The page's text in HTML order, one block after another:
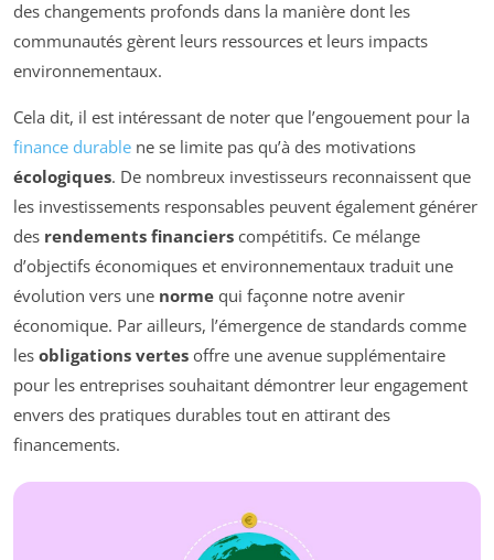
des changements profonds dans la manière dont les
communautés gèrent leurs ressources et leurs impacts
environnementaux.
Cela dit, il est intéressant de noter que l’engouement pour la
finance durable ne se limite pas qu’à des motivations
écologiques. De nombreux investisseurs reconnaissent que
les investissements responsables peuvent également générer
des rendements financiers compétitifs. Ce mélange
d’objectifs économiques et environnementaux traduit une
évolution vers une norme qui façonne notre avenir
économique. Par ailleurs, l’émergence de standards comme
les obligations vertes offre une avenue supplémentaire
pour les entreprises souhaitant démontrer leur engagement
envers des pratiques durables tout en attirant des
financements.